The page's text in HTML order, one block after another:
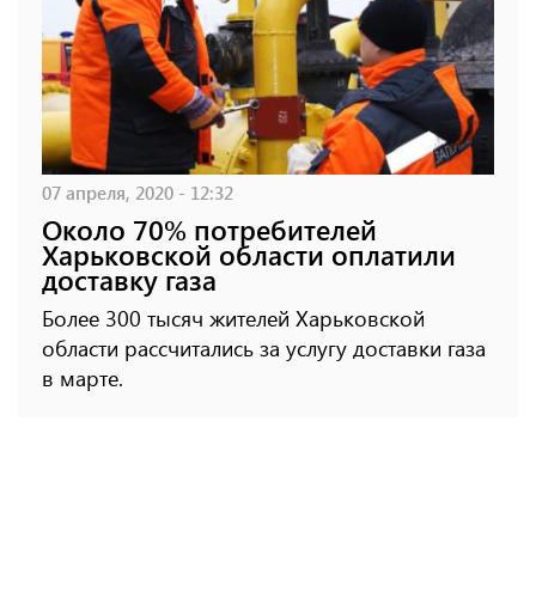
07 апреля, 2020 - 12:32
Около 70% потребителей
Харьковской области оплатили
доставку газа
Более 300 тысяч жителей Харьковской
области рассчитались за услугу доставки газа
в марте.